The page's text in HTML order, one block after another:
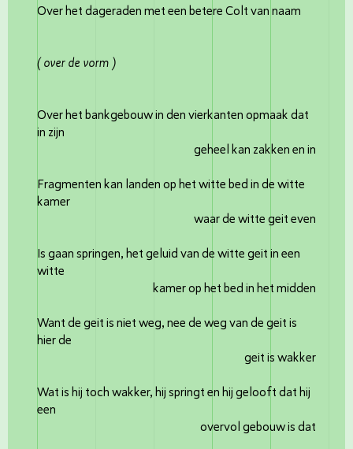
Over het dageraden met een betere Colt van naam
( over de vorm )
Over het bankgebouw in den vierkanten opmaak dat
in zijn
geheel kan zakken en in
Fragmenten kan landen op het witte bed in de witte
kamer
waar de witte geit even
Is gaan springen, het geluid van de witte geit in een
witte
kamer op het bed in het midden
Want de geit is niet weg, nee de weg van de geit is
hier de
geit is wakker
Wat is hij toch wakker, hij springt en hij gelooft dat hij
een
overvol gebouw is dat